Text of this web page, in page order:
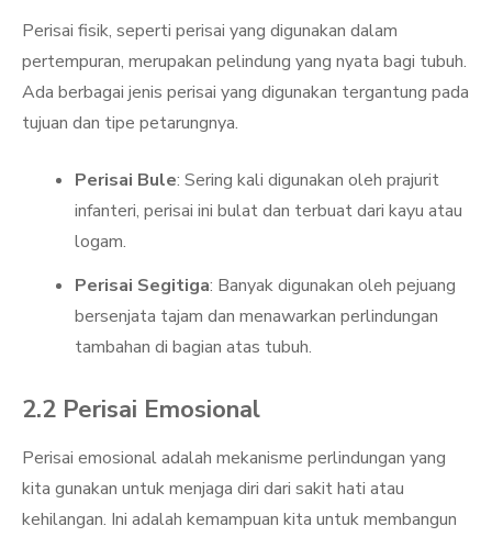
Perisai fisik, seperti perisai yang digunakan dalam
pertempuran, merupakan pelindung yang nyata bagi tubuh.
Ada berbagai jenis perisai yang digunakan tergantung pada
tujuan dan tipe petarungnya.
Perisai Bule: Sering kali digunakan oleh prajurit
infanteri, perisai ini bulat dan terbuat dari kayu atau
logam.
Perisai Segitiga: Banyak digunakan oleh pejuang
bersenjata tajam dan menawarkan perlindungan
tambahan di bagian atas tubuh.
2.2 Perisai Emosional
Perisai emosional adalah mekanisme perlindungan yang
kita gunakan untuk menjaga diri dari sakit hati atau
kehilangan. Ini adalah kemampuan kita untuk membangun